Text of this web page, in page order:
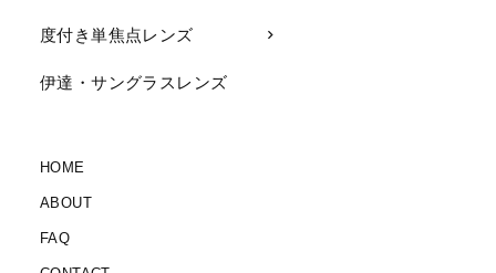
度付き単焦点レンズ
伊達・サングラスレンズ
HOME
ABOUT
FAQ